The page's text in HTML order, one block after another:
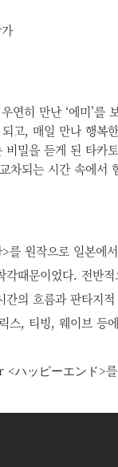
연히 만난 ‘에미’
고, 매일 만나 행
밀을 듣게 된 타카
차되는 시간 속에
를 원작으로 일본에
각때문이었다. 전반
간의 흐름과 판타지
스, 티빙, 웨이브 등
<ハッピーエンド>